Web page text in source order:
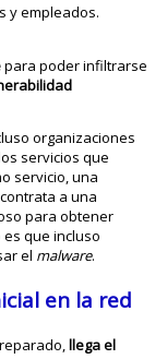
y empleados.
para poder infiltrarse
organizaciones
servicios que
servicio, una
a una
para obtener
es que incluso
el malware.
en la red
llega el